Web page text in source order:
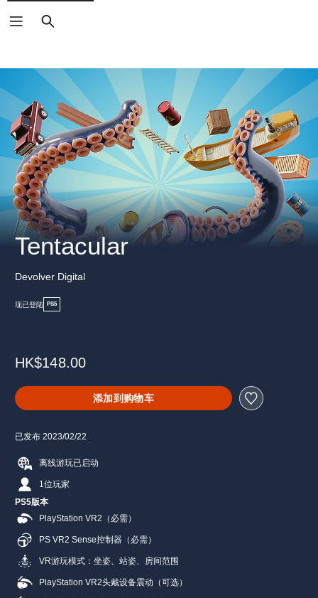
搜
索
Tentacular
Devolver Digital
现已登陆 PS5
HK$148.00
添加到购物车
已发布 2023/02/22
离线游玩已启动
1位玩家
PS5版本
PlayStation VR2（必需）
PS VR2 Sense控制器（必需）
VR游玩模式：坐姿、站姿、房间范围
PlayStation VR2头戴设备震动（可选）